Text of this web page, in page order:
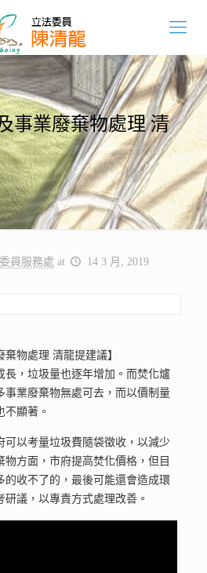
事業廢棄物處理 清
員服務處 at 14 3 月, 2019
棄物處理 清龍提建議】
長，垃圾量也逐年增加。而焚化爐
事業廢棄物無處可去，而以價制量
不顯著。
可以考量垃圾費隨袋徵收，以減少
物方面，市府提高焚化價格，但目
的收不了的，最後可能還會造成環
議，以專責方式處理改善。